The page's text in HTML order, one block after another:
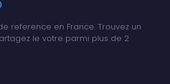
reference en France. Trouvez un
le votre parmi plus de 2